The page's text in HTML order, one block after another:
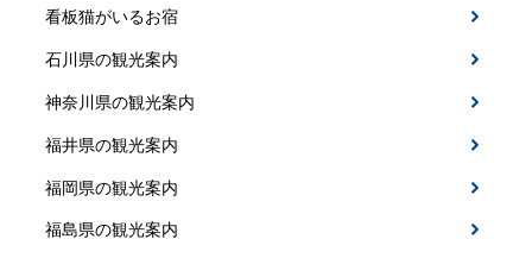
看板猫がいるお宿
石川県の観光案内
神奈川県の観光案内
福井県の観光案内
福岡県の観光案内
福島県の観光案内